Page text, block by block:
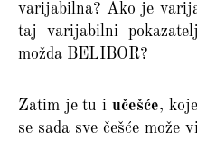
varijabilna? Ako je
taj varijabilni
možda BELIBOR?
Zatim je tu i učešće,
se sada sve češće može